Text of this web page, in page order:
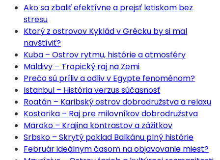
Ako sa zbaliť efektívne a prejsť letiskom bez
stresu
Ktorý z ostrovov Kyklád v Grécku by si mal
navštíviť?
Kuba – Ostrov rytmu, histórie a atmosféry
Maldivy – Tropický raj na Zemi
Prečo sú príliv a odliv v Egypte fenoménom?
Istanbul – História verzus súčasnosť
Roatán – Karibský ostrov dobrodružstva a relaxu
Kostarika – Raj pre milovníkov dobrodružstva
Maroko – Krajina kontrastov a zážitkov
Srbsko – Skrytý poklad Balkánu plný histórie
Február ideálnym časom na objavovanie miest?